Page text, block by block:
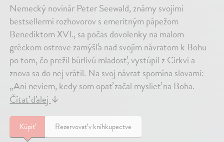
Nemecký novinár Peter Seewald, známy svojimi
bestsellermi rozhovorov s emeritným pápežom
Benediktom XVI., sa počas dovolenky na malom
gréckom ostrove zamýšľa nad svojím návratom k Bohu
po tom, čo prežil búrlivú mladosť, vystúpil z Cirkvi a
znova sa do nej vrátil. Na svoj návrat spomína slovami:
„Ani neviem, kedy som opäť začal myslieť na Boha.
Čítať ďalej ↓
Kúpiť Rezervovať v kníhkupectve